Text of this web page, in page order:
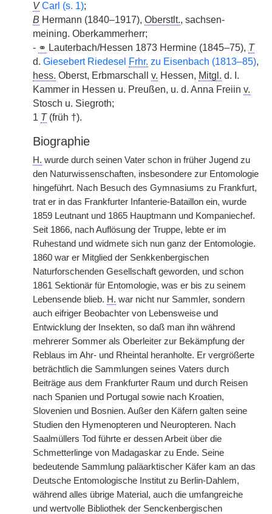
V Carl (s. 1);
B Hermann (1840–1917), Oberstlt., sachsen-
meining. Oberkammerherr;
- ⚭ Lauterbach/Hessen 1873 Hermine (1845–75), T
d. Giesebert Riedesel Frhr. zu Eisenbach (1813–85),
hess. Oberst, Erbmarschall v. Hessen, Mitgl. d. I.
Kammer in Hessen u. Preußen, u. d. Anna Freiin v.
Stosch u. Siegroth;
1 T(früh †).
Biographie
H. wurde durch seinen Vater schon in früher Jugend zu
den Naturwissenschaften, insbesondere zur Entomologie
hingeführt. Nach Besuch des Gymnasiums zu Frankfurt,
trat er in das Frankfurter Infanterie-Bataillon ein, wurde
1859 Leutnant und 1865 Hauptmann und Kompaniechef.
Seit 1866, nach Auflösung der Truppe, lebte er im
Ruhestand und widmete sich nun ganz der Entomologie.
1860 war er Mitglied der Senkkenbergischen
Naturforschenden Gesellschaft geworden, und schon
1861 Sektionär für Entomologie, was er bis zu seinem
Lebensende blieb. H. war nicht nur Sammler, sondern
auch eifriger Beobachter von Lebensweise und
Entwicklung der Insekten, so daß man ihn während
mehrerer Sommer als Oberleiter zur Bekämpfung der
Reblaus im Ahr- und Rheintal heranholte. Er vergrößerte
beträchtlich die Sammlungen seines Vaters durch
Beiträge aus dem Frankfurter Raum und durch Reisen
nach Spanien und Portugal sowie nach Kroatien,
Slovenien und Bosnien. Außer den Käfern galten seine
Studien den Hymenopteren und Neuropteren. Nach
Saalmüllers Tod führte er dessen Arbeit über die
Schmetterlinge von Madagaskar zu Ende. Seine
bedeutende Sammlung paläarktischer Käfer kam an das
Deutsche Entomologische Institut zu Berlin-Dahlem,
während alles übrige Material, auch die umfangreiche
und wertvolle Bibliothek der Senckenbergischen